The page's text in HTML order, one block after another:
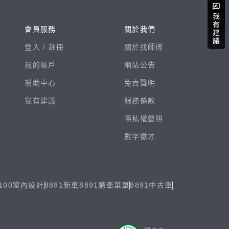
會員服務
登入 / 註冊
我的帳戶
幫助中心
我有建議
關於我們
關於找師傅
網站公告
免責聲明
服務條款
隱私權聲明
數字徵才
室內設計8891新車8891購車菜單8891中古車